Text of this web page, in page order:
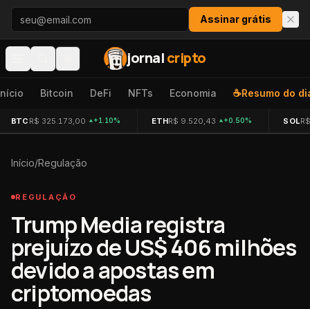
Pular para o conteúdo
Assinar grátis
jornalcripto
Bitcoin DeFi NFTs Economia ☕Resumo do
BTC R$ 325.173,00 +1.10% ETHR$ 9.520,43 +0.50% SOL
Início/Regulação
REGULAÇÃO
Trump Media registra
prejuízo de US$ 406 milhões
devido a apostas em
criptomoedas